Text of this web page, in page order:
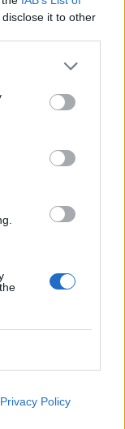
it to other
Privacy Policy
αγρότες για
Τόνεϊ
για τη
μεταγραφές!